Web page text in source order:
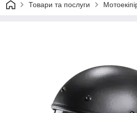
Товари та послуги